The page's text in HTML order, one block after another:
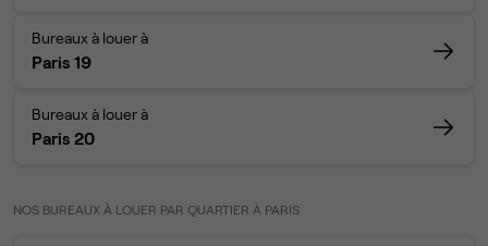
Bureaux à louer à
Paris 19
Bureaux à louer à
Paris 20
NOS BUREAUX À LOUER PAR QUARTIER À PARIS